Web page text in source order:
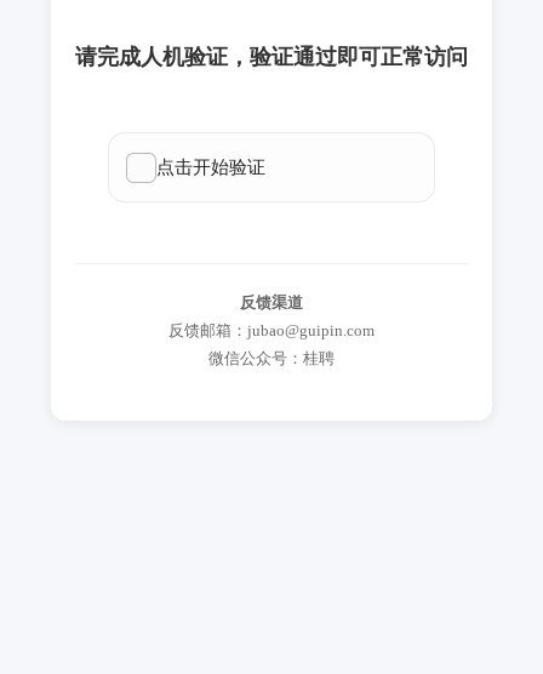
请完成人机验证，验证通过即可正常访问
反馈渠道
反馈邮箱：jubao@guipin.com
微信公众号：桂聘